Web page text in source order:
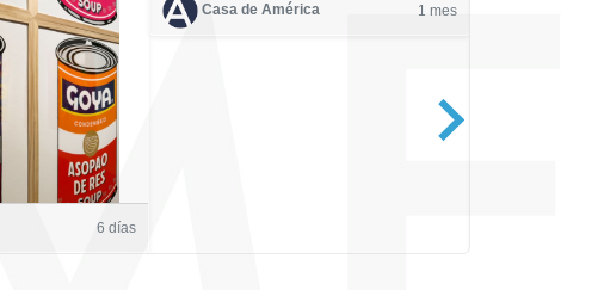
6 días
Casa de América 1 mes